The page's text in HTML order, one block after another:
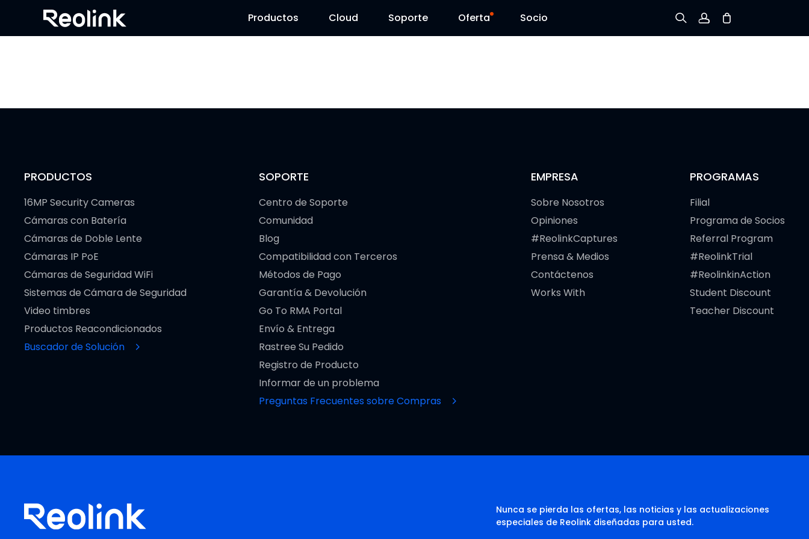
Productos Cloud Soporte Oferta Socio
PRODUCTOS
16MP Security Cameras
Cámaras con Batería
Cámaras de Doble Lente
Cámaras IP PoE
Cámaras de Seguridad WiFi
Sistemas de Cámara de Seguridad
Video timbres
Productos Reacondicionados
Buscador de Solución
SOPORTE
Centro de Soporte
Comunidad
Blog
Compatibilidad con Terceros
Métodos de Pago
Garantía & Devolución
Go To RMA Portal
Envío & Entrega
Rastree Su Pedido
Registro de Producto
Informar de un problema
Preguntas Frecuentes sobre Compras
EMPRESA
Sobre Nosotros
Opiniones
#ReolinkCaptures
Prensa & Medios
Contáctenos
Works With
PROGRAMAS
Filial
Programa de Socios
Referral Program
#ReolinkTrial
#ReolinkinAction
Student Discount
Teacher Discount
Nunca se pierda las ofertas, las noticias y las actualizaciones
especiales de Reolink diseñadas para usted.